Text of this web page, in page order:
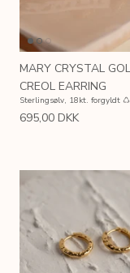
MARY CRYSTAL
CREOL EARRING
Sterlingsølv, 18kt. forgyldt
695,00 DKK